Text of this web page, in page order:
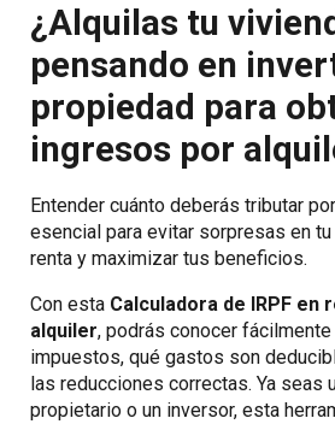
¿Alquilas tu
pensando en
propiedad para
ingresos por
Entender cuánto deberás tributar
esencial para evitar sorpresas en
renta y maximizar tus beneficios.
Con esta Calculadora de IRPF en
alquiler, podrás conocer
impuestos, qué gastos son
las reducciones correctas. Ya seas
propietario o un inversor, esta